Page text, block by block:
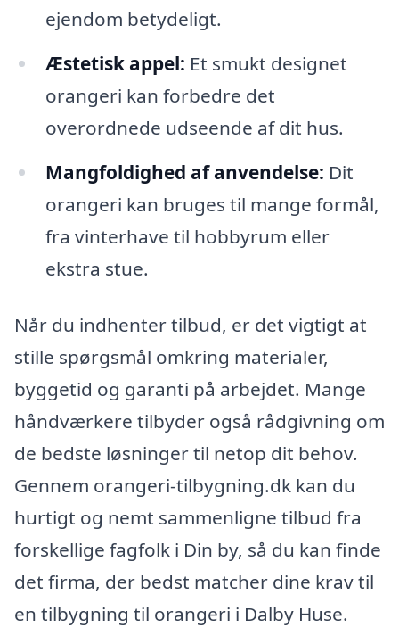
ejendom betydeligt.
Æstetisk appel: Et smukt designet
orangeri kan forbedre det
overordnede udseende af dit hus.
Mangfoldighed af anvendelse: Dit
orangeri kan bruges til mange formål,
fra vinterhave til hobbyrum eller
ekstra stue.
Når du indhenter tilbud, er det vigtigt at
stille spørgsmål omkring materialer,
byggetid og garanti på arbejdet. Mange
håndværkere tilbyder også rådgivning om
de bedste løsninger til netop dit behov.
Gennem orangeri-tilbygning.dk kan du
hurtigt og nemt sammenligne tilbud fra
forskellige fagfolk i Din by, så du kan finde
det firma, der bedst matcher dine krav til
en tilbygning til orangeri i Dalby Huse.